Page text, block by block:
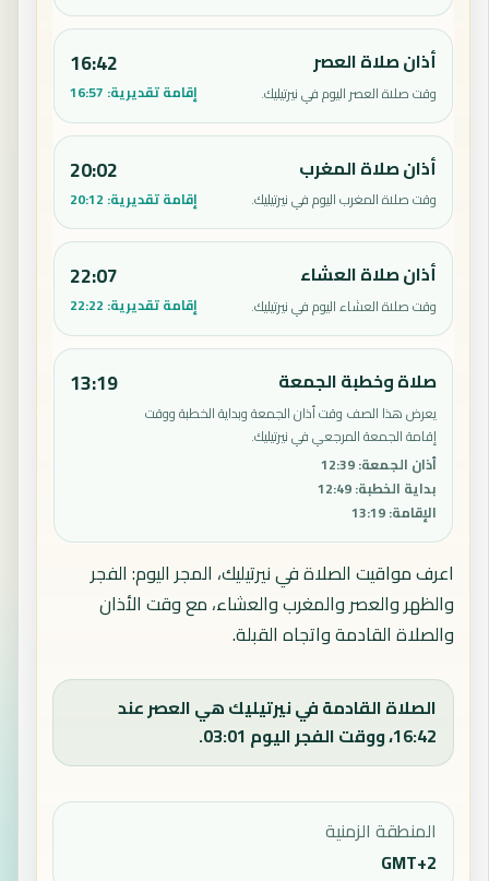
أذان صلاة العصر
وقت صلاة العصر اليوم في نيرتيليك.
16:42
إقامة تقديرية: 16:57
أذان صلاة المغرب
وقت صلاة المغرب اليوم في نيرتيليك.
20:02
إقامة تقديرية: 20:12
أذان صلاة العشاء
وقت صلاة العشاء اليوم في نيرتيليك.
22:07
إقامة تقديرية: 22:22
صلاة وخطبة الجمعة
يعرض هذا الصف وقت أذان الجمعة وبداية الخطبة ووقت
إقامة الجمعة المرجعي في نيرتيليك.
أذان الجمعة:
12:39
بداية الخطبة:
12:49
الإقامة:
13:19
13:19
اعرف مواقيت الصلاة في نيرتيليك، المجر اليوم: الفجر
والظهر والعصر والمغرب والعشاء، مع وقت الأذان
والصلاة القادمة واتجاه القبلة.
الصلاة القادمة في نيرتيليك هي العصر عند
16:42، ووقت الفجر اليوم 03:01.
المنطقة الزمنية
GMT+2